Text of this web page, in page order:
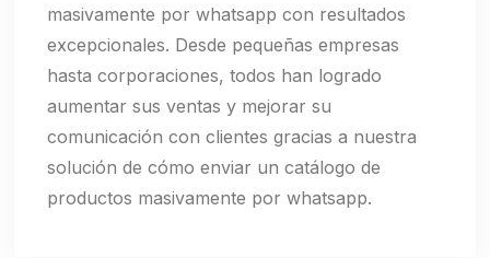
masivamente por whatsapp con resultados
excepcionales. Desde pequeñas empresas
hasta corporaciones, todos han logrado
aumentar sus ventas y mejorar su
comunicación con clientes gracias a nuestra
solución de cómo enviar un catálogo de
productos masivamente por whatsapp.